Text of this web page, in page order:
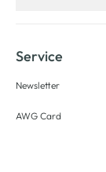
Service
Newsletter
AWG Card